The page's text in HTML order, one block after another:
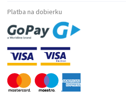
Platba na dobierku